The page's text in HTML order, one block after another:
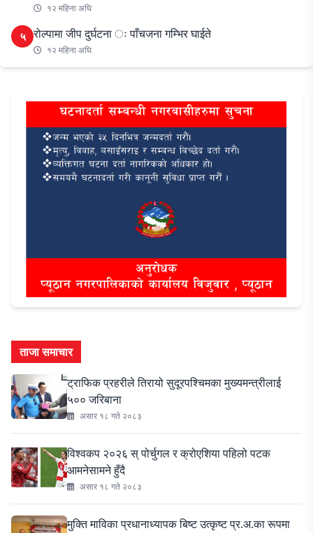
१२ महिना अघि
५ रोल्पामा जीप दुर्घटना ः पाँचजना गम्भिर घाईते
१२ महिना अघि
ताजा समाचार
ट्राफिक प्रहरीले तिरायो सुदूरपश्चिमका मुख्यमन्त्रीलाई
५०० जरिबाना
असार १८ गते २०८३
विश्वकप २०२६ स् पोर्चुगल र क्रोएशिया पहिलो पटक
आमनेसामने हुँदै
असार १८ गते २०८३
मुक्ति माविका प्रधानाध्यापक बिष्ट उत्कृष्ट प्र.अ.का रूपमा